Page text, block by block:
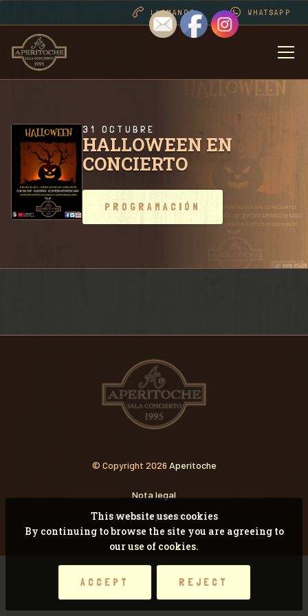
LLAMANOS WHATSAPP
HALLOWEEN EN
CONCIERTO
31 OCTUBRE
PROGRAMACIÓN
© Copyright 2026 Aperitoche
Nota legal
Pólitica de privacidad
This website uses cookies
By continuing to browse the site you are agreeing to
ouruse of cookies.
ACCEPT REJECT
BIENVENIDOS
PROGRAMACIÓN
RIDER SALA /
FOTOS